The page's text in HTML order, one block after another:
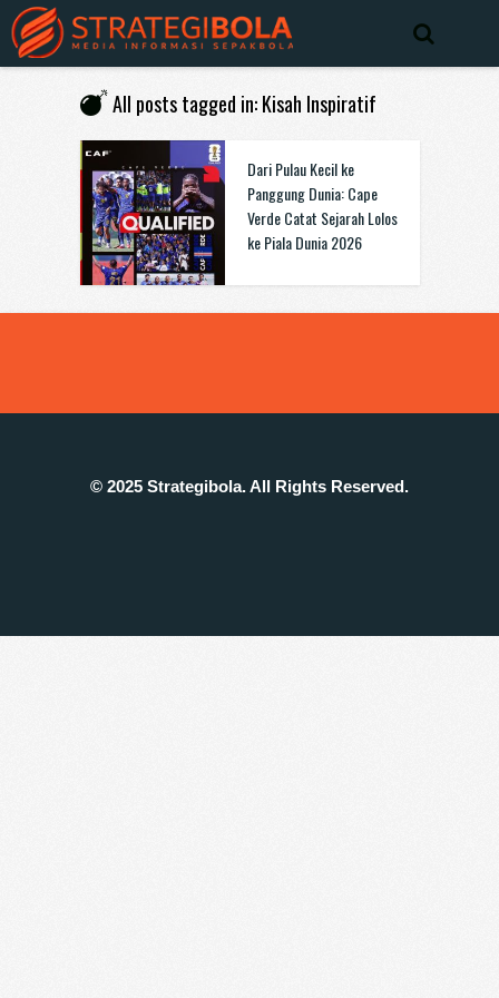
All posts tagged in: Kisah Inspiratif
Dari Pulau Kecil ke
Panggung Dunia: Cape
Verde Catat Sejarah Lolos
ke Piala Dunia 2026
© 2025 Strategibola. All Rights Reserved.